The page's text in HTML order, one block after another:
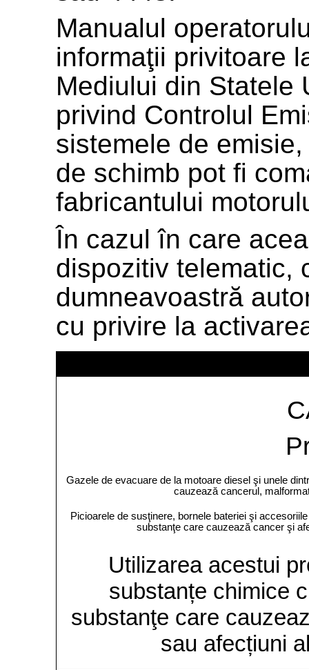
Manualul
informaţii privitoare
Mediului din Statele
privind Controlul
sistemele de
de schimb pot fi
fabricantului
În cazul în care
dispozitiv telematic,
dumneavoastră
cu privire la
Gazele de evacuare de la motoare diesel şi unele
cauzează cancerul,
Picioarele de susţinere, bornele bateriei şi
substanţe care cauzează cancer şi
Utilizarea acestui
substanțe chimice
substanţe care
sau afecțiuni